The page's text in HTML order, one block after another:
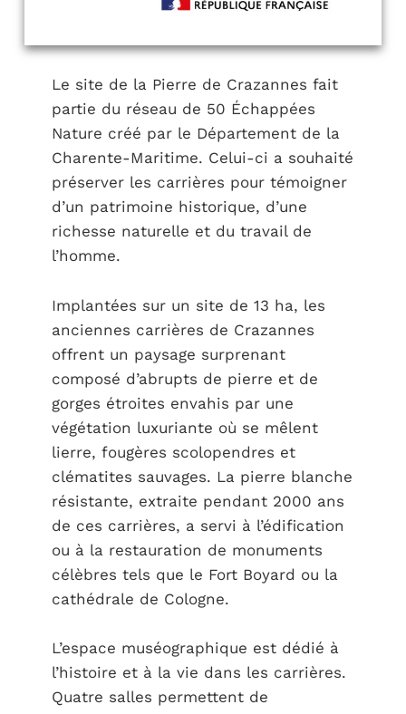
Le site de la Pierre de Crazannes fait
partie du réseau de 50 Échappées
Nature créé par le Département de la
Charente-Maritime. Celui-ci a souhaité
préserver les carrières pour témoigner
d’un patrimoine historique, d’une
richesse naturelle et du travail de
l’homme.
Implantées sur un site de 13 ha, les
anciennes carrières de Crazannes
offrent un paysage surprenant
composé d’abrupts de pierre et de
gorges étroites envahis par une
végétation luxuriante où se mêlent
lierre, fougères scolopendres et
clématites sauvages. La pierre blanche
résistante, extraite pendant 2000 ans
de ces carrières, a servi à l’édification
ou à la restauration de monuments
célèbres tels que le Fort Boyard ou la
cathédrale de Cologne.
L’espace muséographique est dédié à
l’histoire et à la vie dans les carrières.
Quatre salles permettent de